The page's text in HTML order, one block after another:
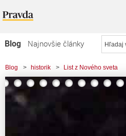
Blog
Najnovšie články
Najčítanejšie články
Najkomentovanejšie články
Zoznam blogov
Blog > historik > List z Nového sveta